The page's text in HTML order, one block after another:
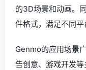
的3D场景和动画。
件格式，满足不同平
Genmo的应用场景
告创意、游戏开发